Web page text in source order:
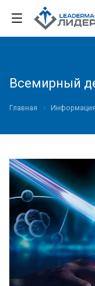
Всемирный
Главная Информация